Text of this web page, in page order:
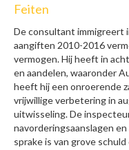
Feiten
De consultant immigreert
aangiften 2010-2016
vermogen. Hij heeft in
en aandelen, waaronder
heeft hij een onroerende
vrijwillige verbetering in
uitwisseling. De
navorderingsaanslagen
sprake is van grove